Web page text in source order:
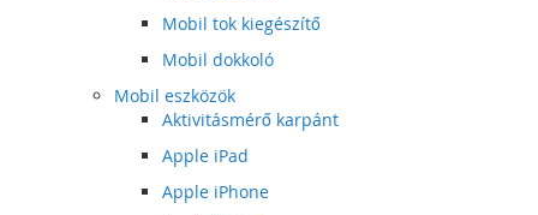
Mobil tok kiegészítő
Mobil dokkoló
Mobil eszközök
Aktivitásmérő karpánt
Apple iPad
Apple iPhone